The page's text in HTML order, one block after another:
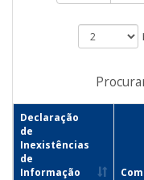
Declaração
de
Inexistências
de
Informação